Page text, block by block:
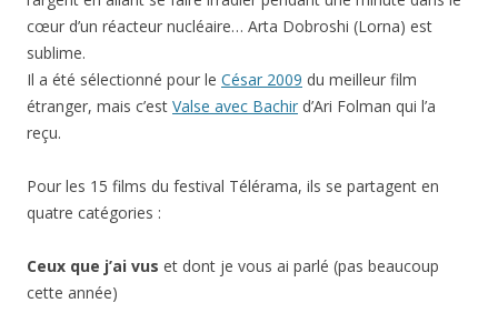
cœur d’un réacteur nucléaire… Arta Dobroshi (Lorna) est
sublime.
Il a été sélectionné pour le César 2009 du meilleur film
étranger, mais c’est Valse avec Bachir d’Ari Folman qui l’a
reçu.
Pour les 15 films du festival Télérama, ils se partagent en
quatre catégories :
Ceux que j’ai vus et dont je vous ai parlé (pas beaucoup
cette année)